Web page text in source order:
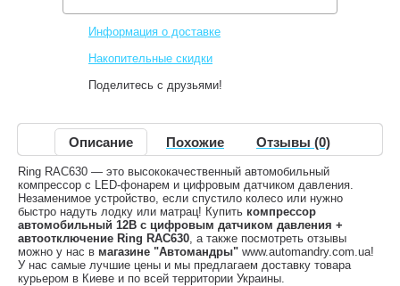
Информация о доставке
Накопительные скидки
Поделитесь с друзьями!
Описание Похожие Отзывы (0)
Ring RAC630 — это высококачественный автомобильный
компрессор с LED-фонарем и цифровым датчиком давления.
Незаменимое устройство, если спустило колесо или нужно
быстро надуть лодку или матрац! Купить компрессор
автомобильный 12В с цифровым датчиком давления +
автоотключение Ring RAC630, а также посмотреть отзывы
можно у нас в магазине "Автомандры" www.automandry.com.ua!
У нас самые лучшие цены и мы предлагаем доставку товара
курьером в Киеве и по всей территории Украины.